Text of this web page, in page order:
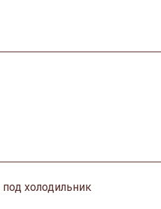
холодильник